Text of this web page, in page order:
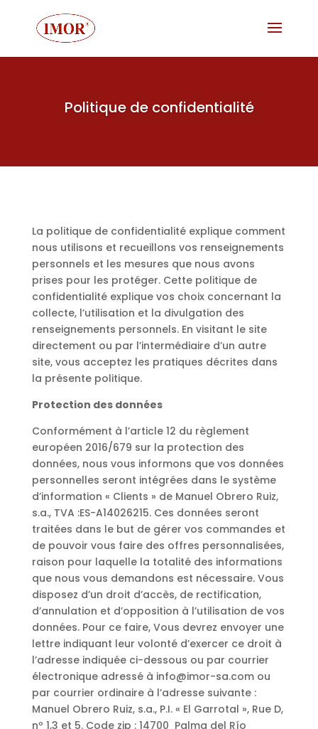
Politique de confidentialité
La politique de confidentialité explique comment
nous utilisons et recueillons vos renseignements
personnels et les mesures que nous avons
prises pour les protéger. Cette politique de
confidentialité explique vos choix concernant la
collecte, l’utilisation et la divulgation des
renseignements personnels. En visitant le site
directement ou par l’intermédiaire d’un autre
site, vous acceptez les pratiques décrites dans
la présente politique.
Protection des données
Conformément à l’article 12 du règlement
européen 2016/679 sur la protection des
données, nous vous informons que vos données
personnelles seront intégrées dans le système
d’information « Clients » de Manuel Obrero Ruiz,
s.a., TVA :ES-A14026215. Ces données seront
traitées dans le but de gérer vos commandes et
de pouvoir vous faire des offres personnalisées,
raison pour laquelle la totalité des informations
que nous vous demandons est nécessaire. Vous
disposez d’un droit d’accès, de rectification,
d’annulation et d’opposition à l’utilisation de vos
données. Pour ce faire, Vous devrez envoyer une
lettre indiquant leur volonté d’exercer ce droit à
l’adresse indiquée ci-dessous ou par courrier
électronique adressé à info@imor-sa.com ou
par courrier ordinaire à l’adresse suivante :
Manuel Obrero Ruiz, s.a., P.I. « El Garrotal », Rue D,
nº 1,3 et 5. Code zip : 14700 Palma del Río